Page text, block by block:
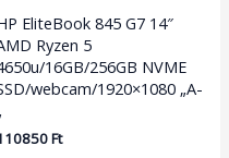
EliteBook 845 G7 14″
Ryzen 5
16GB/256GB NVME
webcam/1920×1080 „A-
Ft